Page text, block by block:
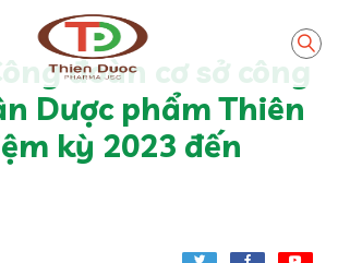
đoàn cơ sở công
Dược phẩm Thiên
kỳ 2023 đến